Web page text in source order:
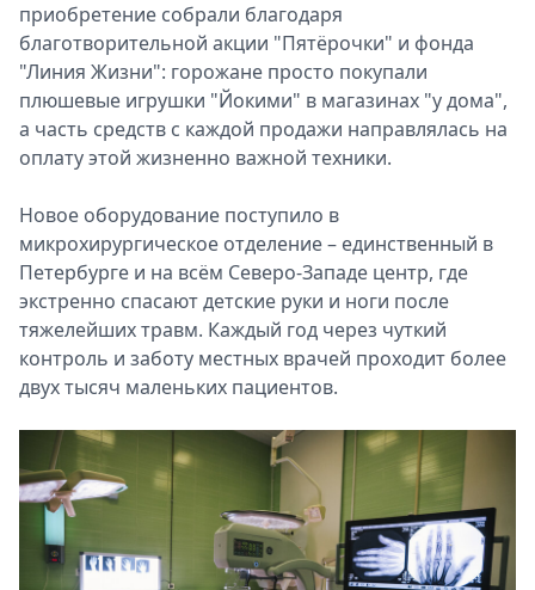
приобретение собрали благодаря
благотворительной акции "Пятёрочки" и фонда
"Линия Жизни": горожане просто покупали
плюшевые игрушки "Йокими" в магазинах "у дома",
а часть средств с каждой продажи направлялась на
оплату этой жизненно важной техники.
Новое оборудование поступило в
микрохирургическое отделение – единственный в
Петербурге и на всём Северо-Западе центр, где
экстренно спасают детские руки и ноги после
тяжелейших травм. Каждый год через чуткий
контроль и заботу местных врачей проходит более
двух тысяч маленьких пациентов.